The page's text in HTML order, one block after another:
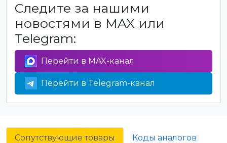
Следите за нашими
новостями в MAX или
Telegram:
Перейти в MAX-канал
Перейти в Telegram-канал
Сопутствующие товары Коды аналогов